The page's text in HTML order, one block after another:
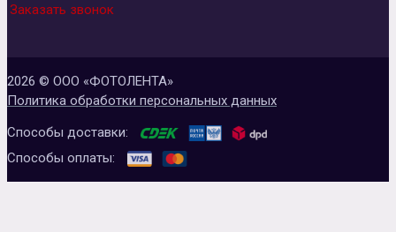
Заказать звонок
2026 © ООО «ФОТОЛЕНТА»
Политика обработки персональных данных
Способы доставки:
Способы оплаты: